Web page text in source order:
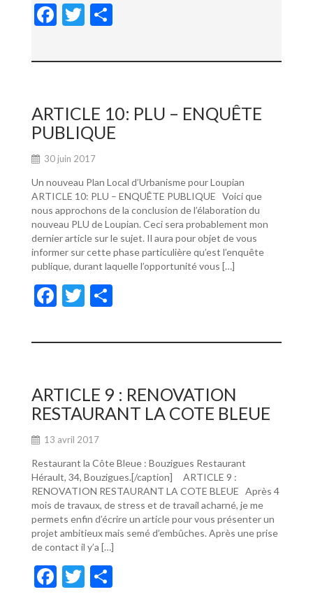
F
e
o
o
k
T
itt ta
er
ARTICLE 10: PLU – ENQUÊTE
PUBLIQUE
30 juin 2017
Un nouveau Plan Local d’Urbanisme pour Loupian
ARTICLE 10: PLU – ENQUÊTE PUBLIQUE Voici que
nous approchons de la conclusion de l’élaboration du
nouveau PLU de Loupian. Ceci sera probablement mon
dernier article sur le sujet. Il aura pour objet de vous
informer sur cette phase particulière qu’est l’enquête
publique, durant laquelle l’opportunité vous […]
F
e
o
o
k
T
itt ta
er
ARTICLE 9 : RENOVATION
RESTAURANT LA COTE BLEUE
13 avril 2017
Restaurant la Côte Bleue : Bouzigues Restaurant
Hérault, 34, Bouzigues.[/caption] ARTICLE 9 :
RENOVATION RESTAURANT LA COTE BLEUE Après 4
mois de travaux, de stress et de travail acharné, je me
permets enfin d’écrire un article pour vous présenter un
projet ambitieux mais semé d’embûches. Après une prise
de contact il y’a […]
F
T